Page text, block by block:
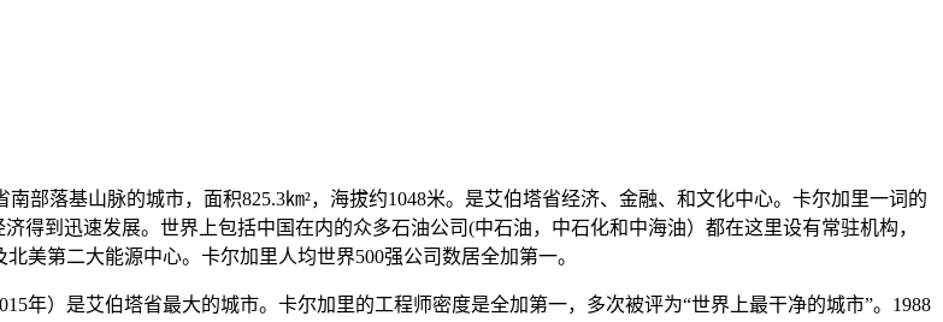
部落基山脉的城市，面积825.3㎞²，海拔约1048米。是艾伯塔省经济、金融、和文化中心。卡尔加里一词的
得到迅速发展。世界上包括中国在内的众多石油公司(中石油，中石化和中海油）都在这里设有常驻机构，
美第二大能源中心。卡尔加里人均世界500强公司数居全加第一。
年）是艾伯塔省最大的城市。卡尔加里的工程师密度是全加第一，多次被评为“世界上最干净的城市”。1988